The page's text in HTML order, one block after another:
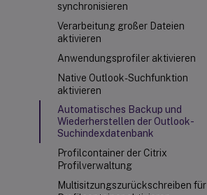
synchronisieren
Verarbeitung großer Dateien
aktivieren
Anwendungsprofiler aktivieren
Native Outlook-Suchfunktion
aktivieren
Automatisches Backup und
Wiederherstellen der Outlook-
Suchindexdatenbank
Profilcontainer der Citrix
Profilverwaltung
Multisitzungszurückschreiben für